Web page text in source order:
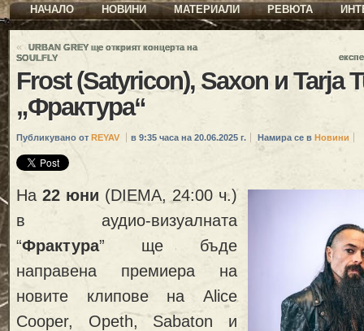
НАЧАЛО НОВИНИ МАТЕРИАЛИ РЕВЮТА
«
URBAN GREY ще открият концерта на
SOULFLY
Frost (Satyricon), Saxon и Tarja
„Фрактура“
Публикувано от REYAV в 9:35 часа на 20.06.2025 г. Намира се в Новини
На 22 юни (DIEMA, 24:00 ч.)
в аудио-визуалната
“Фрактура” ще бъде
направена премиера на
новите клипове на Alice
Cooper, Opeth, Sabaton и